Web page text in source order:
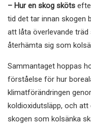
– Hur en skog sköts
tid det tar innan skogen
att låta överlevande
återhämta sig som
Sammantaget hoppas
förståelse för hur
klimatförändringen
koldioxidutsläpp, och
skogen som kolsänka